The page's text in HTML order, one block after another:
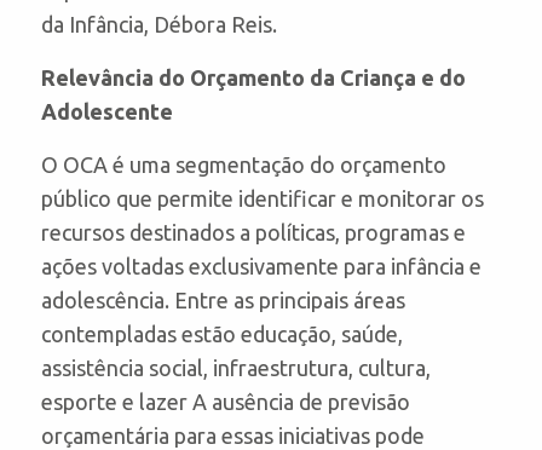
da Infância, Débora Reis.
Relevância do Orçamento da Criança e do
Adolescente
O OCA é uma segmentação do orçamento
público que permite identificar e monitorar os
recursos destinados a políticas, programas e
ações voltadas exclusivamente para infância e
adolescência. Entre as principais áreas
contempladas estão educação, saúde,
assistência social, infraestrutura, cultura,
esporte e lazer A ausência de previsão
orçamentária para essas iniciativas pode